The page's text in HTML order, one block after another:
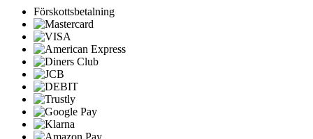
Förskottsbetalning